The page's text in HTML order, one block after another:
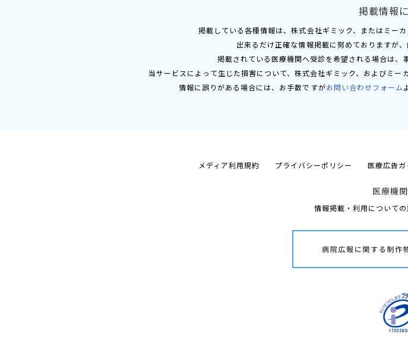
掲載情報
掲載している各種情報は、株式会社ギミック、またはミー
出来るだけ正確な情報掲載に努めておりますが
掲載されている医療機関へ受診を希望される場合は、
当サービスによって生じた損害について、株式会社ギミック、およびミ
情報に誤りがある場合には、お手数ですがお問い合わせフォーム
メディア利用規約 プライバシーポリシー 医療広告
医療機
情報掲載・利用について